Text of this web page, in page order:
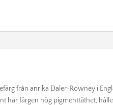
från anrika Daler-Rowney i
har färgen hög pigmenttäthet,